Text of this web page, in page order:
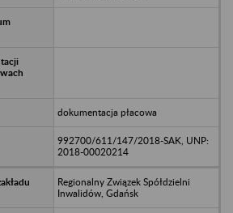
dokumentacja płacowa
992700/611/147/2018-SAK, UNP:
2018-00020214
Regionalny Związek Spółdzielni
Inwalidów, Gdańsk